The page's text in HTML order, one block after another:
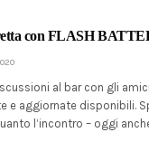
con FLASH
al bar con gli
e aggiornate disponibili.
l’incontro – oggi